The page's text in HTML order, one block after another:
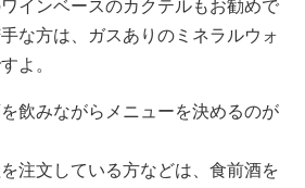
インベースのカクテルもお勧めで
な方は、ガスありのミネラルウォ
よ。
飲みながらメニューを決めるのが
注文している方などは、食前酒を